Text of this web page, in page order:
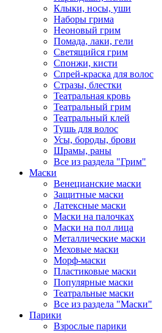
Клыки, носы, уши
Наборы грима
Неоновый грим
Помада, лаки, гели
Светящийся грим
Спонжи, кисти
Спрей-краска для волос
Стразы, блестки
Театральная кровь
Театральный грим
Театральный клей
Тушь для волос
Усы, бороды, брови
Шрамы, раны
Все из раздела "Грим"
Маски
Венецианские маски
Защитные маски
Латексные маски
Маски на палочках
Маски на пол лица
Металлические маски
Меховые маски
Морф-маски
Пластиковые маски
Популярные маски
Театральные маски
Все из раздела "Маски"
Парики
Взрослые парики